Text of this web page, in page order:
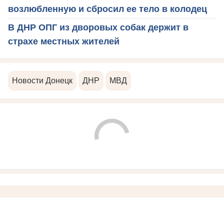
возлюбленную и сбросил ее тело в колодец
В ДНР ОПГ из дворовых собак держит в
страхе местных жителей
Новости Донецк ДНР МВД